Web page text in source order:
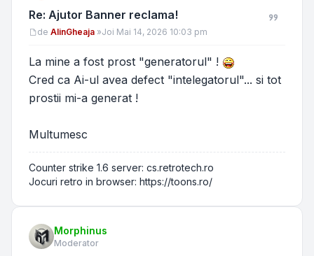
Re: Ajutor Banner reclama!
Mesaj
de AlinGheaja »Joi Mai 14, 2026 10:03 pm
La mine a fost prost "generatorul" !
Cred ca Ai-ul avea defect "intelegatorul"... si tot
prostii mi-a generat !
Multumesc
Counter strike 1.6 server: cs.retrotech.ro
Jocuri retro in browser: https://toons.ro/
Morphinus
Moderator